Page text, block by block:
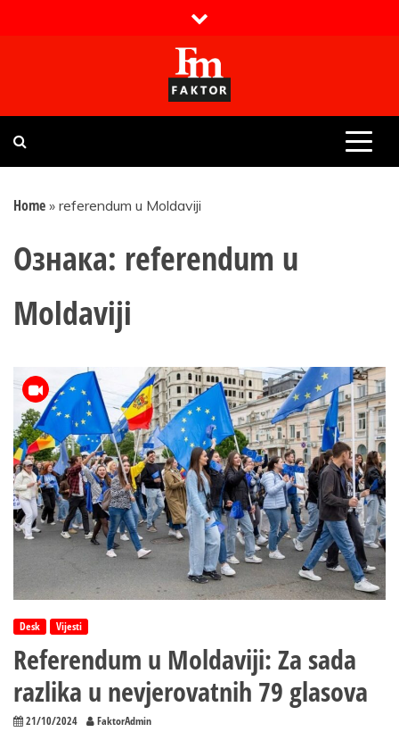
Faktor magazin
Uvijek presudan
Home » referendum u Moldaviji
Ознака: referendum u
Moldaviji
Desk Vijesti
Referendum u Moldaviji: Za sada
razlika u nevjerovatnih 79 glasova
21/10/2024 FaktorAdmin